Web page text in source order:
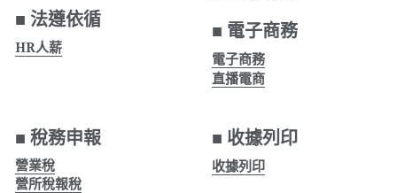
■ 法遵依循
HR人薪
■ 電子商務
電子商務
直播電商
■ 稅務申報
營業稅
營所稅報稅
■ 收據列印
收據列印